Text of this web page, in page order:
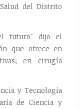
del Distrito
futuro" dijo el
que ofrece en
en cirugía
y Tecnología
de Ciencia y